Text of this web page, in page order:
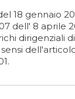
18 gennaio
dell' 8 aprile
dirigenziali